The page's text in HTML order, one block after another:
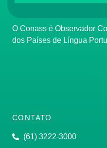
O Conass é Observador Consultivo da Comunidade
dos Países de Língua
CONTATO
(61) 3222-3000